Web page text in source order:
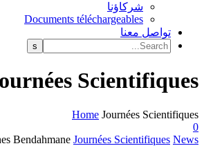
شركاؤنا
Documents téléchargeables
تواصل معنا
Scientifiques
Home Journées Scientifiques
0
Bendahmane Journées Scientifiques News